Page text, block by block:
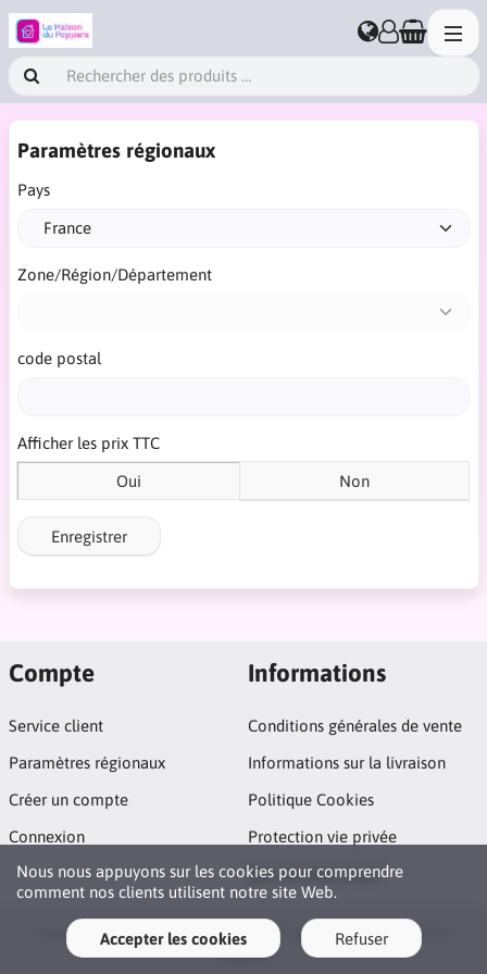
Paramètres régionaux
Pays
Zone/Région/Département
code postal
Afficher les prix TTC
Oui Non
Enregistrer
Nous nous appuyons sur les cookies pour comprendre
comment nos clients utilisent notre site Web.
Accepter les cookies Refuser
Compte
Service client
Paramètres régionaux
Créer un compte
Connexion
Informations
Conditions générales de vente
Informations sur la livraison
Politique Cookies
Protection vie privée
Qui sommes nous?
Copyright © 2026 La Maison Du Poppers. All rights reserved · Powered by
LiteCart®